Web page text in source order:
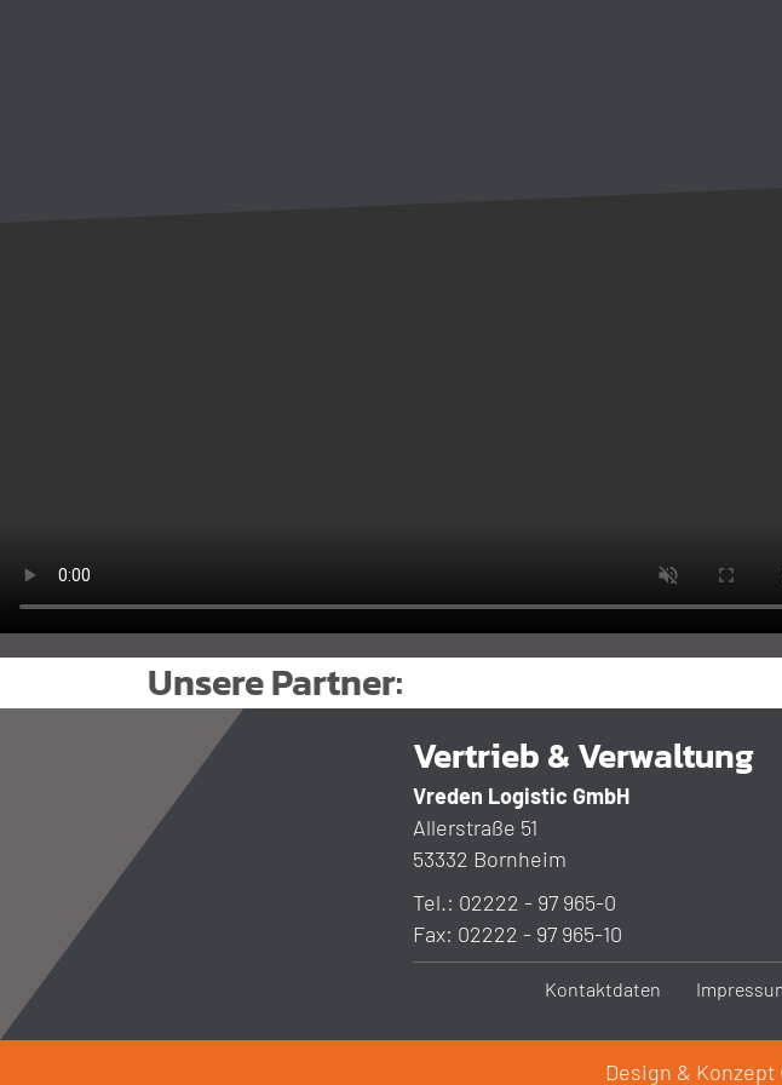
Unsere Partner:
Vertrieb & Verwaltung
Vreden Logistic GmbH
Allerstraße 51
53332 Bornheim
Tel.: 02222 - 97 965-0
Fax: 02222 - 97 965-10
Kontakt­daten
Design &